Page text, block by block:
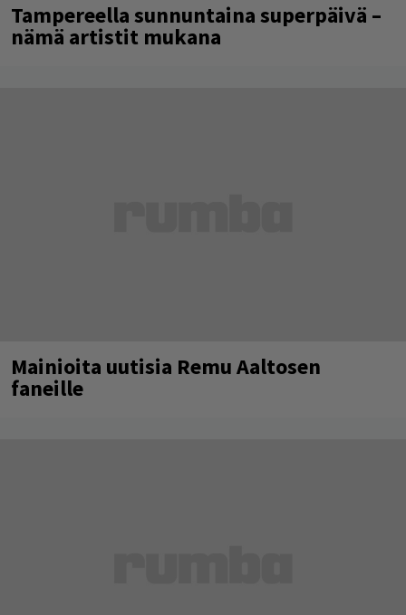
Tampereella sunnuntaina superpäivä –
nämä artistit mukana
Mainioita uutisia Remu Aaltosen
faneille